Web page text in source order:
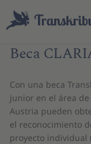
Beca
Con una beca
junior en el área
Austria pueden
el reconocimiento
proyecto individual